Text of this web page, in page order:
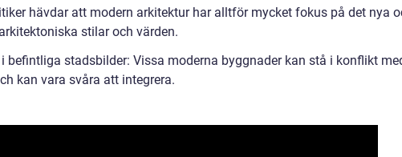
hävdar att modern arkitektur har alltför mycket fokus på det nya
stilar och värden.
befintliga stadsbilder: Vissa moderna byggnader kan stå i konflikt
kan vara svåra att integrera.